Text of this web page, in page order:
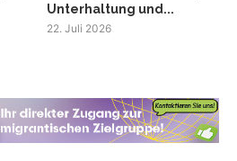
Unterhaltung und...
22. Juli 2026